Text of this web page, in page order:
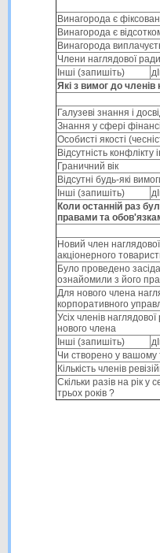
Винагорода є
Винагорода є
Винагорода
Члени наглядової
Іншi (запишіть)
Які з вимог до
Галузеві знання і
Знання у сфері
Особисті якості
Відсутність конфлікту
Граничний вік
Відсутні будь-які
Іншi (запишіть)
Коли останній раз
правами та
Новий член
акціонерного
Було проведено
ознайомили з його
Для нового члена
корпоративного
Усіх членів
нового члена
Іншi (запишіть)
Чи створено у вашому
Кількість членів
Скільки разів на рік у
трьох років ?